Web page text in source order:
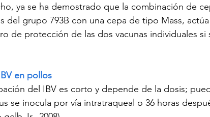
ya se ha demostrado que la combinación de
del grupo 793B con una cepa de tipo Mass,
de protección de las dos vacunas individuales si
en pollos
del IBV es corto y depende de la dosis;
se inocula por vía intratraqueal o 36 horas